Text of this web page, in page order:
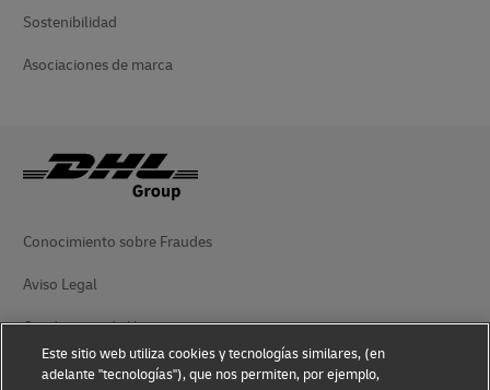
Sostenibilidad
Asociaciones de marca
Conocimiento sobre Fraudes
Aviso Legal
Condiciones de Uso
Aviso de Privacidad
Este sitio web utiliza cookies y tecnologías similares, (en
adelante "tecnologías"), que nos permiten, por ejemplo,